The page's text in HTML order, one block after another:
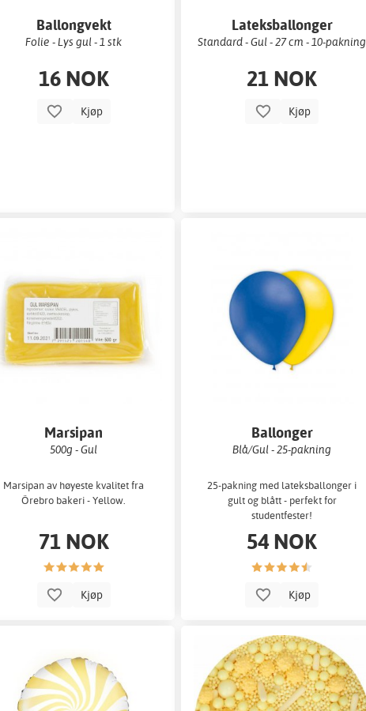
Ballongvekt
Folie - Lys gul - 1 stk
16 NOK
Kjøp
Lateksballonger
Standard - Gul - 27 cm - 10-pakning
21 NOK
Kjøp
Marsipan
500g - Gul
Marsipan av høyeste kvalitet fra
Örebro bakeri - Yellow.
71 NOK
Kjøp
Ballonger
Blå/Gul - 25-pakning
25-pakning med lateksballonger i
gult og blått - perfekt for
studentfester!
54 NOK
Kjøp